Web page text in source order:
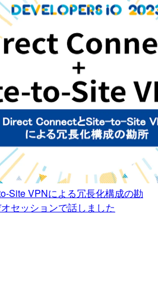
Site VPNによる冗長化構成の勘
セッションで話しました